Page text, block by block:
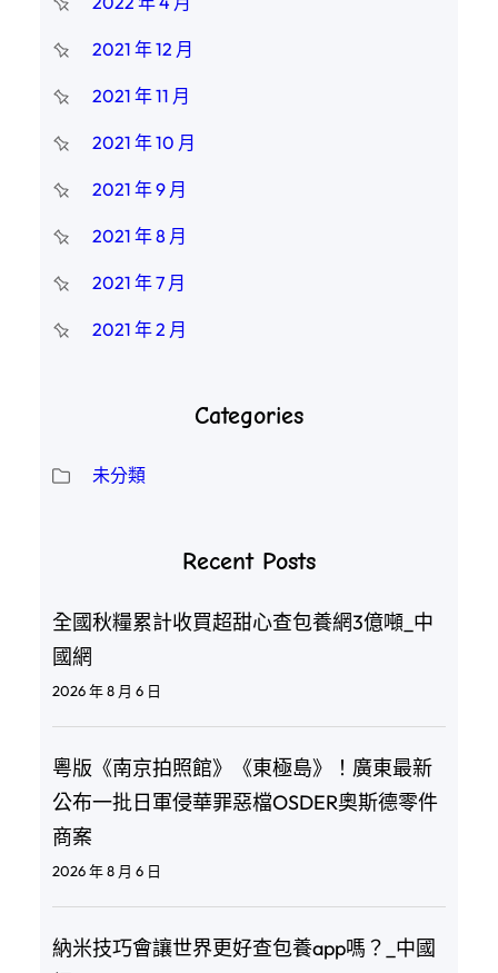
2021 年 12 月
2021 年 11 月
2021 年 10 月
2021 年 9 月
2021 年 8 月
2021 年 7 月
2021 年 2 月
Categories
未分類
Recent Posts
全國秋糧累計收買超甜心查包養網3億噸_中
國網
2026 年 8 月 6 日
粵版《南京拍照館》《東極島》！廣東最新
公布一批日軍侵華罪惡檔OSDER奧斯德零件
商案
2026 年 8 月 6 日
納米技巧會讓世界更好查包養app嗎？_中國